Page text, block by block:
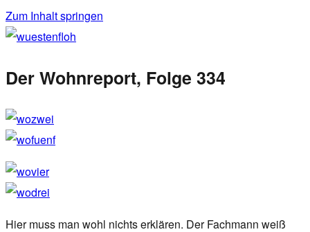
Zum Inhalt springen
wuestenfloh
Der Wohnreport, Folge 334
Hier muss man wohl nichts erklären. Der Fachmann weiß